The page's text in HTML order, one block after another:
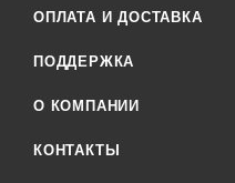
ОПЛАТА И ДОСТАВКА
ПОДДЕРЖКА
О КОМПАНИИ
КОНТАКТЫ